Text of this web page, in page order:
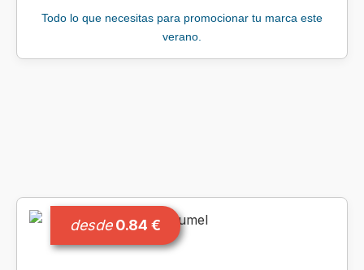
Todo lo que necesitas para promocionar tu marca este
verano.
desde0.84 €